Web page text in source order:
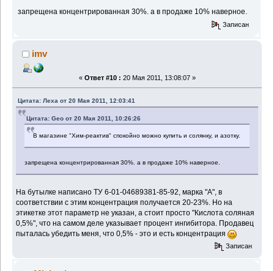
запрещена концентрированная 30%. а в продаже 10% наверное.
Записан
imv
« Ответ #10 : 20 Мая 2011, 13:08:07 »
Цитата: Леха от 20 Мая 2011, 12:03:41
Цитата: Geo от 20 Мая 2011, 10:26:26
В магазине "Хим-реактив" спокойно можно купить и солянку, и азотку.
запрещена концентрированная 30%. а в продаже 10% наверное.
На бутылке написано ТУ 6-01-04689381-85-92, марка "А", в
соответствии с этим концентрация получается 20-23%. Но на
этикетке этот параметр не указан, а стоит просто "Кислота соляная
0,5%", что на самом деле указывает процент ингибитора. Продавец
пыталась убедить меня, что 0,5% - это и есть концентрация
Записан